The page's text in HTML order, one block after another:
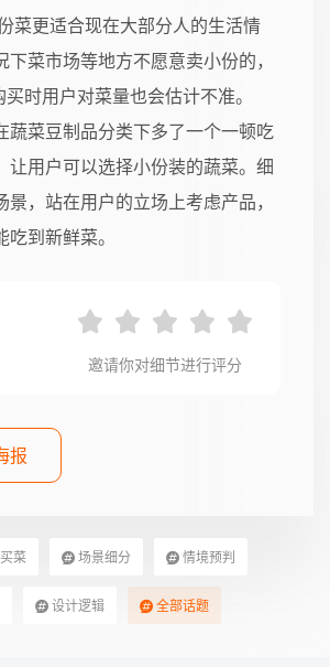
菜更适合现在大部分人的生活情
菜市场等地方不愿意卖小份的，
时用户对菜量也会估计不准。
蔬菜豆制品分类下多了一个一顿吃
让用户可以选择小份装的蔬菜。细
景，站在用户的立场上考虑产品，
到新鲜菜。
邀请你对细节进行评分
报
菜 场景细分 情境预判
设计逻辑 全部话题